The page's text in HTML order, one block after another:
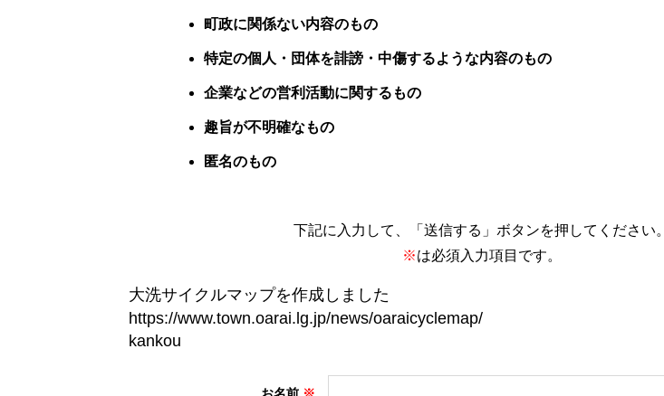
町政に関係ない内容のもの
特定の個人・団体を誹謗・中傷するような内容のもの
企業などの営利活動に関するもの
趣旨が不明確なもの
匿名のもの
下記に入力して、「送信する」ボタンを押してください。
※は必須入力項目です。